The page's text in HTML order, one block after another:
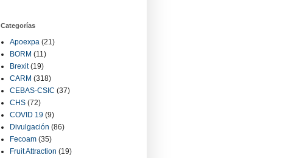
Categorías
Apoexpa (21)
BORM (11)
Brexit (19)
CARM (318)
CEBAS-CSIC (37)
CHS (72)
COVID 19 (9)
Divulgación (86)
Fecoam (35)
Fruit Attraction (19)